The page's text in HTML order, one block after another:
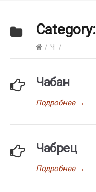
Category:
/ Ч /
Чабан
Подробнее→
Чабрец
Подробнее→